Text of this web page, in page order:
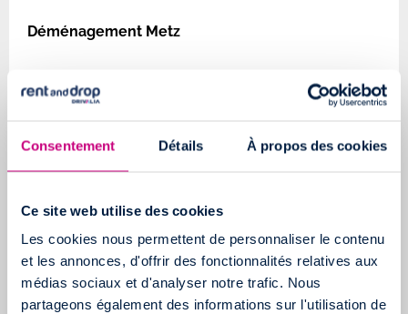
Consentement Détails À propos des cookies
Ce site web utilise des cookies
Les cookies nous permettent de personnaliser le contenu
et les annonces, d'offrir des fonctionnalités relatives aux
médias sociaux et d'analyser notre trafic. Nous
partageons également des informations sur l'utilisation de
Déménagement Metz
Déménagement Narbonne